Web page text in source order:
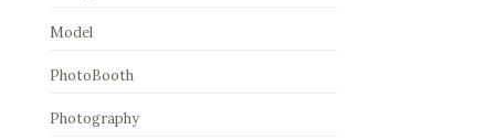
Model
PhotoBooth
Photography